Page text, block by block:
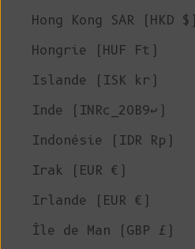
Hong Kong SAR (HKD $)
Hongrie (HUF Ft)
Islande (ISK kr)
Inde (INRc_20B9↩)
Indonésie (IDR Rp)
Irak (EUR €)
Irlande (EUR €)
Île de Man (GBP £)